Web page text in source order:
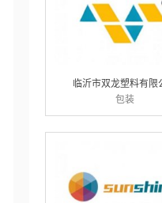
临沂市双龙塑料有限
包装